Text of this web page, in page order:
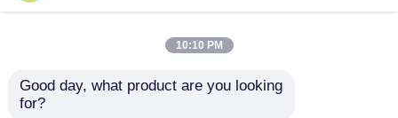
ード
10:10 PM
Good day, what product are you looking
for?